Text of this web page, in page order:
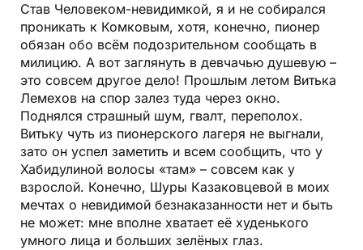
Став Человеком-невидимкой, я и не собирался
проникать к Комковым, хотя, конечно, пионер
обязан обо всём подозрительном сообщать в
милицию. А вот заглянуть в девчачью душевую –
это совсем другое дело! Прошлым летом Витька
Лемехов на спор залез туда через окно.
Поднялся страшный шум, гвалт, переполох.
Витьку чуть из пионерского лагеря не выгнали,
зато он успел заметить и всем сообщить, что у
Хабидулиной волосы «там» – совсем как у
взрослой. Конечно, Шуры Казаковцевой в моих
мечтах о невидимой безнаказанности нет и быть
не может: мне вполне хватает её худенького
умного лица и больших зелёных глаз.